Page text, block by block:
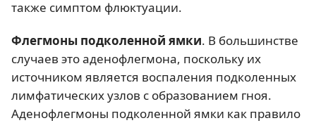
также симптом флюктуации.
Флегмоны подколенной ямки. В большинстве
случаев это аденофлегмона, поскольку их
источником является воспаления подколенных
лимфатических узлов с образованием гноя.
Аденофлегмоны подколенной ямки как правило